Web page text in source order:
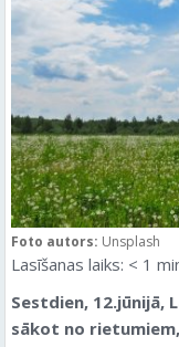
Foto autors: Unsplash
Lasīšanas laiks: < 1
Sestdien, 12.jūnijā,
sākot no